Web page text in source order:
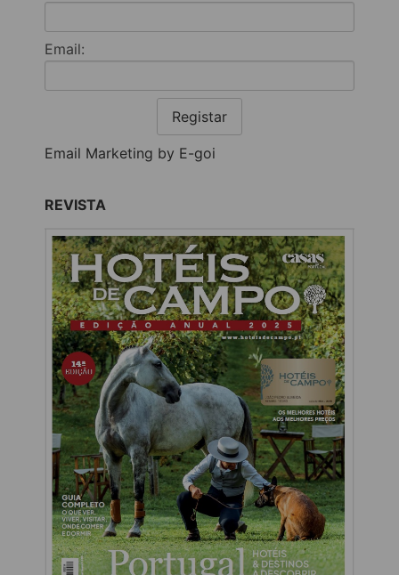
Email:
Registar
Email Marketing by E-goi
REVISTA